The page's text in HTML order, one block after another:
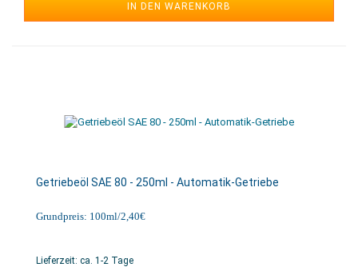
IN DEN WARENKORB
Getriebeöl SAE 80 - 250ml - Automatik-Getriebe
Grundpreis: 100ml/2,40€
Lieferzeit: ca. 1-2 Tage